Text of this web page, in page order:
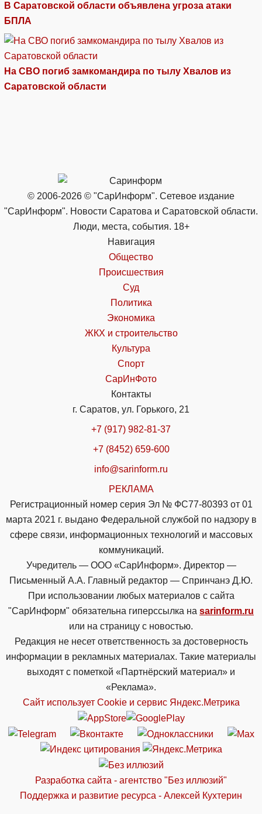
В Саратовской области объявлена угроза атаки
БПЛА
На СВО погиб замкомандира по тылу Хвалов из
Саратовской области
© 2006-2026 © "СарИнформ". Сетевое издание
"СарИнформ". Новости Саратова и Саратовской области.
Люди, места, события. 18+
Навигация
Общество
Происшествия
Суд
Политика
Экономика
ЖКХ и строительство
Культура
Спорт
СарИнФото
Контакты
г. Саратов, ул. Горького, 21
+7 (917) 982-81-37
+7 (8452) 659-600
info@sarinform.ru
РЕКЛАМА
Регистрационный номер серия Эл № ФС77-80393 от 01
марта 2021 г. выдано Федеральной службой по надзору в
сфере связи, информационных технологий и массовых
коммуникаций.
Учредитель — ООО «СарИнформ». Директор —
Письменный А.А. Главный редактор — Спринчанэ Д.Ю.
При использовании любых материалов с сайта
"СарИнформ" обязательна гиперссылка на sarinform.ru
или на страницу с новостью.
Редакция не несет ответственность за достоверность
информации в рекламных материалах. Такие материалы
выходят с пометкой «Партнёрский материал» и
«Реклама».
Сайт использует Cookie и сервиc Яндекс.Метрика
Разработка сайта - агентство "Без иллюзий"
Поддержка и развитие ресурса - Алексей Кухтерин